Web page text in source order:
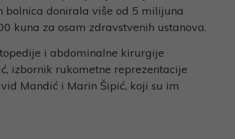
donirala više od 5 milijuna
kuna za osam zdravstvenih ustanova.
i abdominalne kirurgije
izbornik rukometne reprezentacije
Mandić i Marin Šipić, koji su im